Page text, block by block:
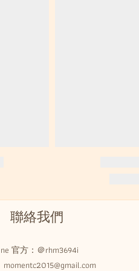
聯絡我們
官方： ＠rhm3694i